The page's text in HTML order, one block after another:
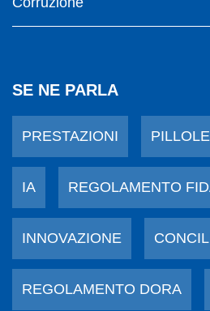
SE NE PARLA
PRESTAZIONI
IA REGOLAMENTO
INNOVAZIONE
REGOLAMENTO DORA